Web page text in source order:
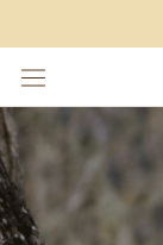
し
て
コ
ン
テ